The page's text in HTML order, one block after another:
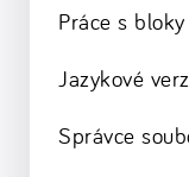
Práce s bloky
Jazykové
Správce